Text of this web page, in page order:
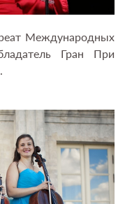
Международных
Гран При